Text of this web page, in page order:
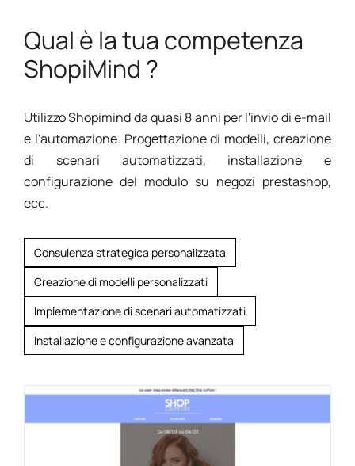
Qual è la tua competenza
ShopiMind ?
Utilizzo Shopimind da quasi 8 anni per l'invio di e-mail
e l'automazione. Progettazione di modelli, creazione
di scenari automatizzati, installazione e
configurazione del modulo su negozi prestashop,
ecc.
Consulenza strategica personalizzata
Creazione di modelli personalizzati
Implementazione di scenari automatizzati
Installazione e configurazione avanzata